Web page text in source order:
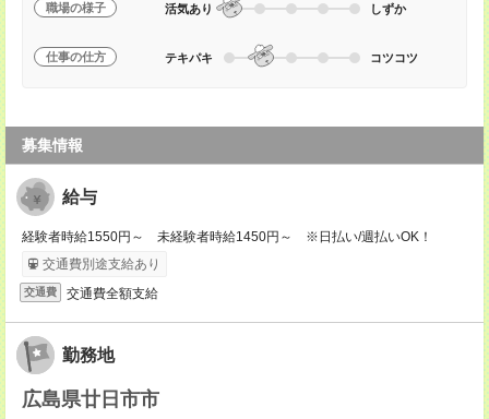
職場の様子 活気あり しずか
仕事の仕方 テキパキ コツコツ
募集情報
給与
経験者時給1550円～ 未経験者時給1450円～ ※日払い/週払いOK！
交通費別途支給あり
交通費 交通費全額支給
勤務地
広島県廿日市市